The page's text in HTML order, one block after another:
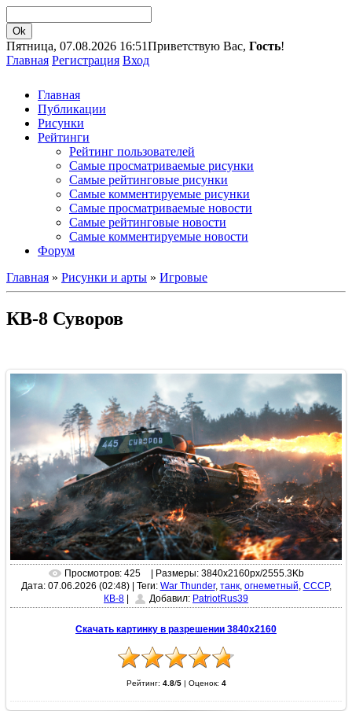
Пятница, 07.08.2026 16:51Приветствую Вас, Гость!
Главная Регистрация Вход
Главная
Публикации
Рисунки
Рейтинги
Рейтинг пользователей
Самые просматриваемые рисунки
Самые рейтинговые рисунки
Самые комментируемые рисунки
Самые просматриваемые новости
Самые рейтинговые новости
Самые комментируемые новости
Форум
Главная » Рисунки и арты » Игровые
КВ-8 Суворов
Просмотров: 425
| Размеры: 3840x2160px/2555.3Kb
Дата: 07.06.2026 (02:48)| Теги: War Thunder, танк, огнеметный, СССР,
КВ-8
Добавил: PatriotRus39
Скачать картинку в разрешении 3840x2160
Рейтинг: 4.8/5| Оценок: 4